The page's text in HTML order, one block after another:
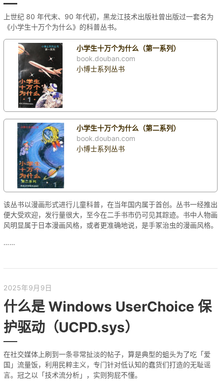
上世纪 80 年代末、90 年代初，黑龙江技术出版社曾出版过一套名为
《小学生十万个为什么》的科普丛书。
小学生十万个为什么（第一系列）
book.douban.com
小博士系列丛书
小学生十万个为什么（第二系列）
book.douban.com
小博士系列丛书
该丛书以漫画形式进行儿童科普，在当年国内属于首创。丛书一经推出
便大受欢迎，发行量很大，至今在二手书市仍可见其踪迹。书中人物画
风明显属于日本漫画风格，或者更准确地说，是手冢治虫的漫画风格。
……
2025年9月9日
什么是 Windows UserChoice 保
护驱动（UCPD.sys）
在社交媒体上刷到一条非常扯淡的帖子，算是典型的蛆头为了吃「爱
国」流量饭，利用民粹主义，专门针对低认知的蠢货们打造的无耻谣
言。冠之以「技术流分析」，实则狗屁不懂。